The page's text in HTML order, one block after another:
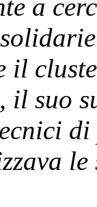
a
il
il suo